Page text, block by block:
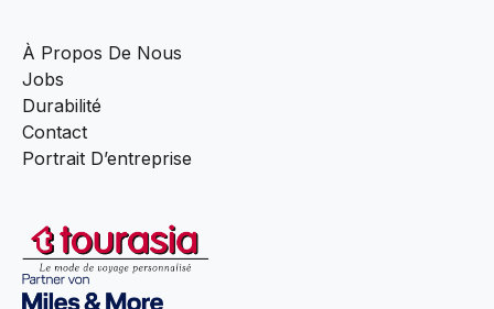
À Propos De Nous
Jobs
Durabilité
Contact
Portrait D’entreprise